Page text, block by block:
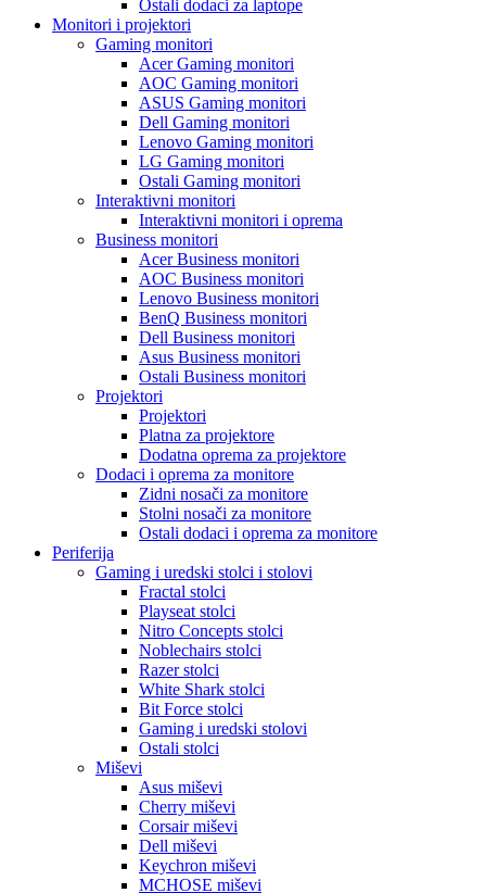
Ostali dodaci za laptope
Monitori i projektori
Gaming monitori
Acer Gaming monitori
AOC Gaming monitori
ASUS Gaming monitori
Dell Gaming monitori
Lenovo Gaming monitori
LG Gaming monitori
Ostali Gaming monitori
Interaktivni monitori
Interaktivni monitori i oprema
Business monitori
Acer Business monitori
AOC Business monitori
Lenovo Business monitori
BenQ Business monitori
Dell Business monitori
Asus Business monitori
Ostali Business monitori
Projektori
Projektori
Platna za projektore
Dodatna oprema za projektore
Dodaci i oprema za monitore
Zidni nosači za monitore
Stolni nosači za monitore
Ostali dodaci i oprema za monitore
Periferija
Gaming i uredski stolci i stolovi
Fractal stolci
Playseat stolci
Nitro Concepts stolci
Noblechairs stolci
Razer stolci
White Shark stolci
Bit Force stolci
Gaming i uredski stolovi
Ostali stolci
Miševi
Asus miševi
Cherry miševi
Corsair miševi
Dell miševi
Keychron miševi
MCHOSE miševi